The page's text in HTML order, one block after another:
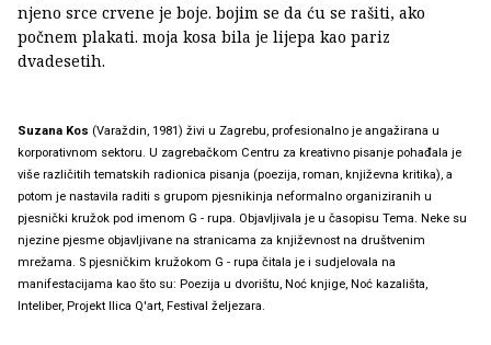
njeno srce crvene je boje. bojim se da ću se rašiti, ako
počnem plakati. moja kosa bila je lijepa kao pariz
dvadesetih.
Suzana Kos (Varaždin, 1981) živi u Zagrebu, profesionalno je angažirana u
korporativnom sektoru. U zagrebačkom Centru za kreativno pisanje pohađala je
više različitih tematskih radionica pisanja (poezija, roman, književna kritika), a
potom je nastavila raditi s grupom pjesnikinja neformalno organiziranih u
pjesnički kružok pod imenom G - rupa. Objavljivala je u časopisu Tema. Neke su
njezine pjesme objavljivane na stranicama za književnost na društvenim
mrežama. S pjesničkim kružokom G - rupa čitala je i sudjelovala na
manifestacijama kao što su: Poezija u dvorištu, Noć knjige, Noć kazališta,
Inteliber, Projekt Ilica Q'art, Festival željezara.